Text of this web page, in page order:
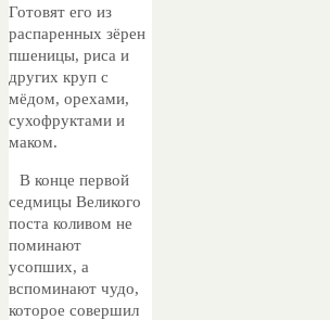
Готовят его из
распаренных зёрен
пшеницы, риса и
других круп с
мёдом, орехами,
сухофруктами и
маком.
В конце первой
седмицы Великого
поста коливом не
поминают
усопших, а
вспоминают чудо,
которое совершил